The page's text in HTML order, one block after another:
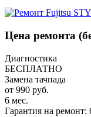
Цена ремонта
Диагностика
БЕСПЛАТНО
Замена тачпада
от 990 руб.
6 мес.
Гарантия на ремонт: